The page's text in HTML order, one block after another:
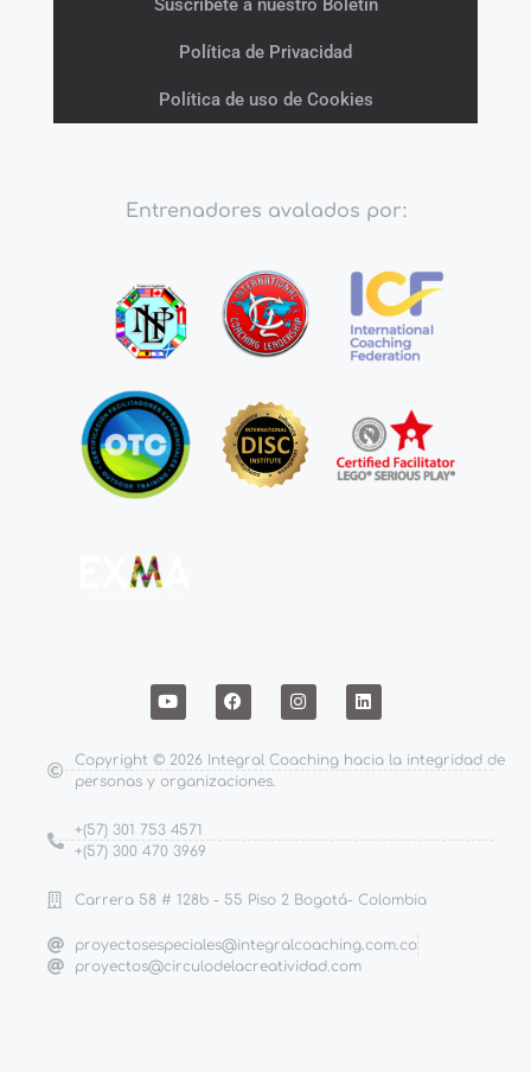
Suscríbete a nuestro Boletín
Política de Privacidad
Política de uso de Cookies
Entrenadores avalados por:
Copyright © 2026 Integral Coaching hacia la integridad de
personas y organizaciones.
+(57) 301 753 4571
+(57) 300 470 3969
Carrera 58 # 128b - 55 Piso 2 Bogotá- Colombia
proyectosespeciales@integralcoaching.com.co
proyectos@circulodelacreatividad.com